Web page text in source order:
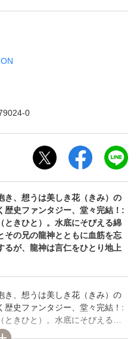
0
き、想うは美しき花（きみ）の
歴史ファンタジー、堂々完結！:
ときひと）。水底にそびえる綿
その兄の龍神とともに血筋を忘
が、龍神は言仁をひとり地上
き、想うは美しき花（きみ）の
史ファンタジー、堂々完結！:
きひと）。水底にそびえる綿
その兄の龍神とともに血筋を忘